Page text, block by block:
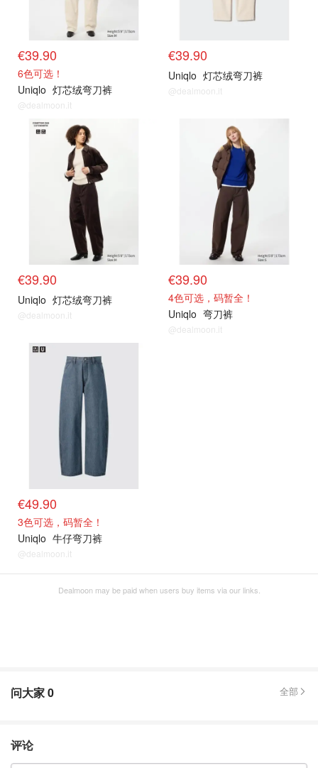
€39.90
6色可选！
Uniqlo 灯芯绒弯刀裤
@dealmoon.it
€39.90
Uniqlo 灯芯绒弯刀裤
@dealmoon.it
€39.90
Uniqlo 灯芯绒弯刀裤
@dealmoon.it
€39.90
4色可选，码暂全！
Uniqlo 弯刀裤
@dealmoon.it
€49.90
3色可选，码暂全！
Uniqlo 牛仔弯刀裤
@dealmoon.it
Dealmoon may be paid when users buy items via our links.
问大家0 全部
评论